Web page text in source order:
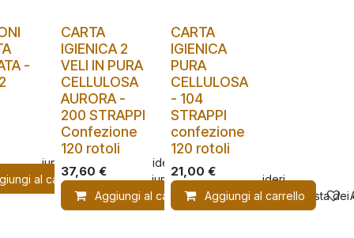
Aggiungi alla lista dei desideri
-
al carrello Aggiungi alla lista dei desideri
CARTA
IGIENICA 2
VELI IN PURA
CELLULOSA
AURORA -
200 STRAPPI
Confezione
120 rotoli
37,60 €
Aggiungi al carrello Aggiungi alla lista dei
CARTA
IGIENICA
PURA
CELLULOSA
- 104
STRAPPI
confezione
120 rotoli
21,00 €
Aggiungi al carrello